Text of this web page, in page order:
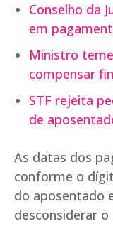
Conselho da
em
Ministro
compensar
STF rejeita
de
As datas dos
conforme o
do aposentado
desconsiderar